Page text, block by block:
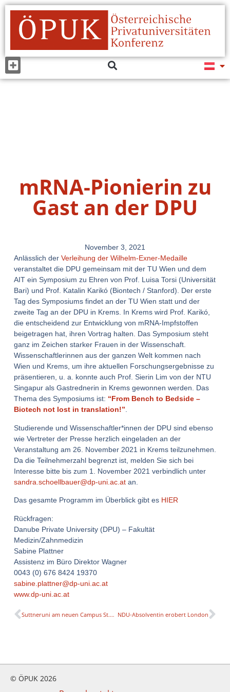
mRNA-Pionierin zu
Gast an der DPU
November 3, 2021
Anlässlich der Verleihung der Wilhelm-Exner-Medaille
veranstaltet die DPU gemeinsam mit der TU Wien und dem
AIT ein Symposium zu Ehren von Prof. Luisa Torsi (Universität
Bari) und Prof. Katalin Karikó (Biontech / Stanford). Der erste
Tag des Symposiums findet an der TU Wien statt und der
zweite Tag an der DPU in Krems. In Krems wird Prof. Karikó,
die entscheidend zur Entwicklung von mRNA-Impfstoffen
beigetragen hat, ihren Vortrag halten. Das Symposium steht
ganz im Zeichen starker Frauen in der Wissenschaft.
Wissenschaftlerinnen aus der ganzen Welt kommen nach
Wien und Krems, um ihre aktuellen Forschungsergebnisse zu
präsentieren, u. a. konnte auch Prof. Sierin Lim von der NTU
Singapur als Gastrednerin in Krems gewonnen werden. Das
Thema des Symposiums ist: “From Bench to Bedside –
Biotech not lost in translation!”.
Studierende und Wissenschaftler*innen der DPU sind ebenso
wie Vertreter der Presse herzlich eingeladen an der
Veranstaltung am 26. November 2021 in Krems teilzunehmen.
Da die Teilnehmerzahl begrenzt ist, melden Sie sich bei
Interesse bitte bis zum 1. November 2021 verbindlich unter
sandra.schoellbauer@dp-uni.ac.atan.
Das gesamte Programm im Überblick gibt es HIER
Rückfragen:
Danube Private University (DPU) – Fakultät
Medizin/Zahnmedizin
Sabine Plattner
Assistenz im Büro Direktor Wagner
0043 (0) 676 8424 19370
sabine.plattner@dp-uni.ac.at
www.dp-uni.ac.at
Suttneruni am neuen Campus St. Pölten NDU-Absolventin erobert London
© ÖPUK 2026